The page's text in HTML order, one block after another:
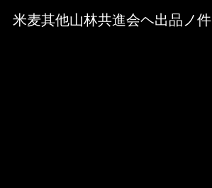
Media Viewer
米麦其他山林共進会ヘ出品ノ件